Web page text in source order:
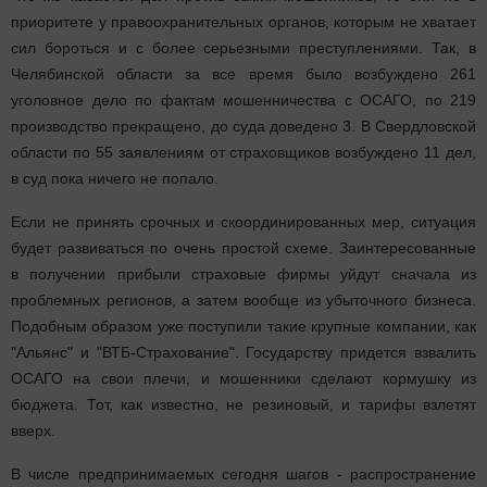
приоритете у правоохранительных органов, которым не хватает
сил бороться и с более серьезными преступлениями. Так, в
Челябинской области за все время было возбуждено 261
уголовное дело по фактам мошенничества с ОСАГО, по 219
производство прекращено, до суда доведено 3. В Свердловской
области по 55 заявлениям от страховщиков возбуждено 11 дел,
в суд пока ничего не попало.
Если не принять срочных и скоординированных мер, ситуация
будет развиваться по очень простой схеме. Заинтересованные
в получении прибыли страховые фирмы уйдут сначала из
проблемных регионов, а затем вообще из убыточного бизнеса.
Подобным образом уже поступили такие крупные компании, как
"Альянс" и "ВТБ-Страхование". Государству придется взвалить
ОСАГО на свои плечи, и мошенники сделают кормушку из
бюджета. Тот, как известно, не резиновый, и тарифы взлетят
вверх.
В числе предпринимаемых сегодня шагов - распространение